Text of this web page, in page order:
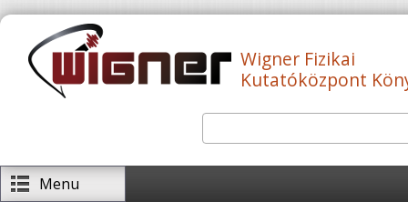
Ugrás a tartalomra
Wigner Fizikai
Kutatóközpont
Keresés űrlap
Menu